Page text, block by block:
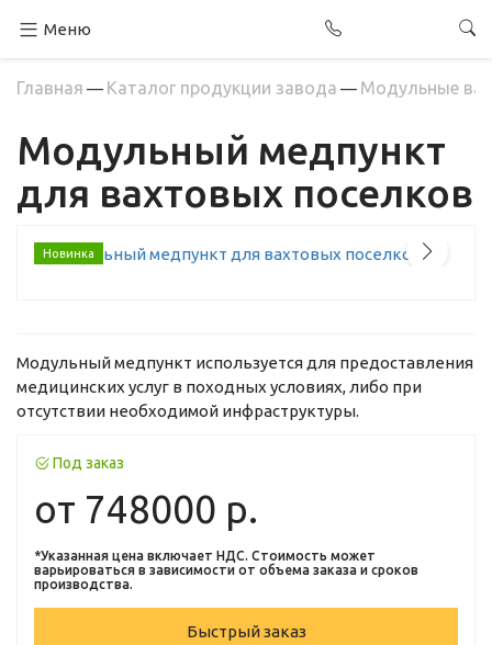
Меню
Главная — Каталог продукции завода — Модульные
Модульный медпункт
для вахтовых поселков
Новинка
Модульный медпункт используется для предоставления
медицинских услуг в походных условиях, либо при
отсутствии необходимой инфраструктуры.
Под заказ
от 748000 р.
*Указанная цена включает НДС. Стоимость может
варьироваться в зависимости от объема заказа и сроков
производства.
Быстрый заказ